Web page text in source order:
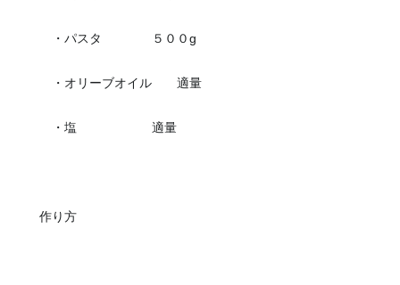
・パスタ ５００g
・オリーブオイル 適量
・塩 適量
作り方